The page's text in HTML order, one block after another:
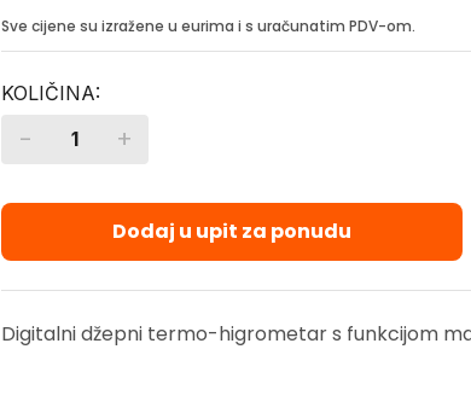
Sve cijene su izražene u eurima i s uračunatim PDV-om.
Quantity
- +
Dodaj u upit za ponudu
Digitalni džepni termo-higrometar s funkcijom